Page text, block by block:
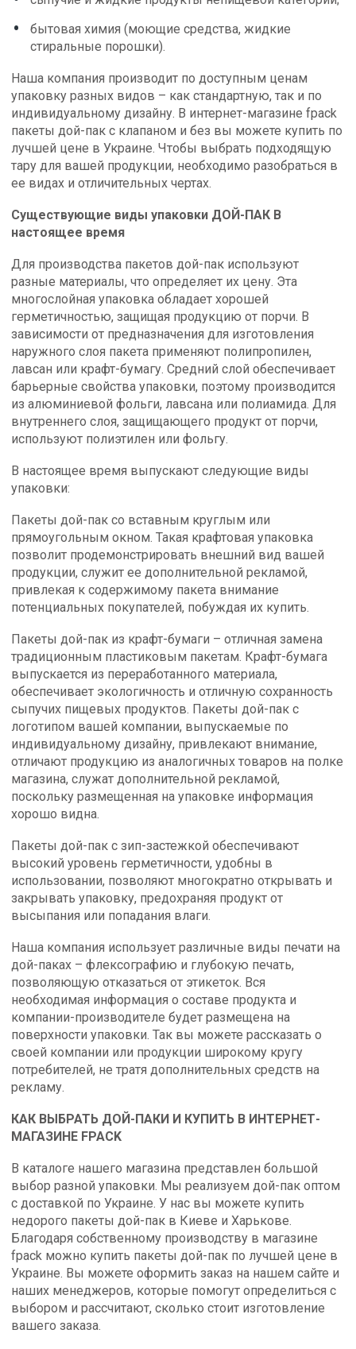
бытовая химия (моющие средства, жидкие
стиральные порошки).
Наша компания производит по доступным ценам
упаковку разных видов – как стандартную, так и по
индивидуальному дизайну. В интернет-магазине fpack
пакеты дой-пак с клапаном и без вы можете купить по
лучшей цене в Украине. Чтобы выбрать подходящую
тару для вашей продукции, необходимо разобраться в
ее видах и отличительных чертах.
Существующие виды упаковки ДОЙ-ПАК В
настоящее время
Для производства пакетов дой-пак используют
разные материалы, что определяет их цену. Эта
многослойная упаковка обладает хорошей
герметичностью, защищая продукцию от порчи. В
зависимости от предназначения для изготовления
наружного слоя пакета применяют полипропилен,
лавсан или крафт-бумагу. Средний слой обеспечивает
барьерные свойства упаковки, поэтому производится
из алюминиевой фольги, лавсана или полиамида. Для
внутреннего слоя, защищающего продукт от порчи,
используют полиэтилен или фольгу.
В настоящее время выпускают следующие виды
упаковки:
Пакеты дой-пак со вставным круглым или
прямоугольным окном. Такая крафтовая упаковка
позволит продемонстрировать внешний вид вашей
продукции, служит ее дополнительной рекламой,
привлекая к содержимому пакета внимание
потенциальных покупателей, побуждая их купить.
Пакеты дой-пак из крафт-бумаги – отличная замена
традиционным пластиковым пакетам. Крафт-бумага
выпускается из переработанного материала,
обеспечивает экологичность и отличную сохранность
сыпучих пищевых продуктов. Пакеты дой-пак с
логотипом вашей компании, выпускаемые по
индивидуальному дизайну, привлекают внимание,
отличают продукцию из аналогичных товаров на полке
магазина, служат дополнительной рекламой,
поскольку размещенная на упаковке информация
хорошо видна.
Пакеты дой-пак с зип-застежкой обеспечивают
высокий уровень герметичности, удобны в
использовании, позволяют многократно открывать и
закрывать упаковку, предохраняя продукт от
высыпания или попадания влаги.
Наша компания использует различные виды печати на
дой-паках – флексографию и глубокую печать,
позволяющую отказаться от этикеток. Вся
необходимая информация о составе продукта и
компании-производителе будет размещена на
поверхности упаковки. Так вы можете рассказать о
своей компании или продукции широкому кругу
потребителей, не тратя дополнительных средств на
рекламу.
КАК ВЫБРАТЬ ДОЙ-ПАКИ И КУПИТЬ В ИНТЕРНЕТ-
МАГАЗИНЕ FPACK
В каталоге нашего магазина представлен большой
выбор разной упаковки. Мы реализуем дой-пак оптом
с доставкой по Украине. У нас вы можете купить
недорого пакеты дой-пак в Киеве и Харькове.
Благодаря собственному производству в магазине
fpack можно купить пакеты дой-пак по лучшей цене в
Украине. Вы можете оформить заказ на нашем сайте и
наших менеджеров, которые помогут определиться с
выбором и рассчитают, сколько стоит изготовление
вашего заказа.